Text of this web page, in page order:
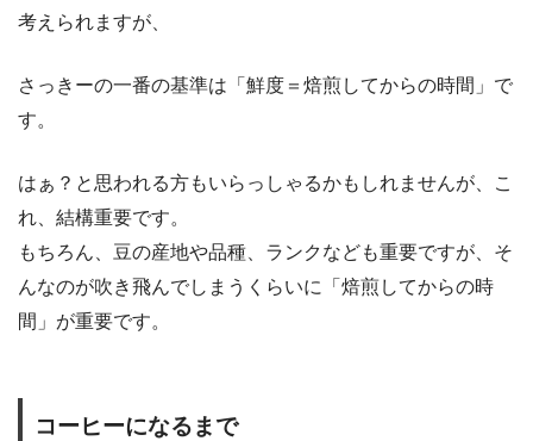
考えられますが、
さっきーの一番の基準は「鮮度＝焙煎してからの時間」で
す。
はぁ？と思われる方もいらっしゃるかもしれませんが、こ
れ、結構重要です。
もちろん、豆の産地や品種、ランクなども重要ですが、そ
んなのが吹き飛んでしまうくらいに「焙煎してからの時
間」が重要です。
コーヒーになるまで